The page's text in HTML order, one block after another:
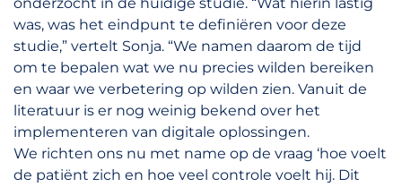
was, was het eindpunt te definiëren voor deze
studie,” vertelt Sonja. “We namen daarom de tijd
om te bepalen wat we nu precies wilden bereiken
en waar we verbetering op wilden zien. Vanuit de
literatuur is er nog weinig bekend over het
implementeren van digitale oplossingen.
We richten ons nu met name op de vraag ‘hoe voelt
de patiënt zich en hoe veel controle voelt hij. Dit